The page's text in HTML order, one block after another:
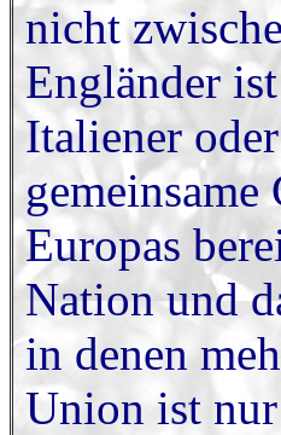
nicht
Engländer
Italiener
Europas
Nation und
in denen
Union ist